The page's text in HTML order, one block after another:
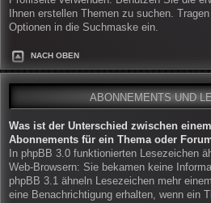
Ihnen erstellen Themen zu suchen.
Optionen in die Suchmaske ein.
NACH OBEN
ABONNEMENTS UND
Was ist der Unterschied zwischen
Abonnements für ein Thema oder
In phpBB 3.0 funktionierten Lesezeichen
Web-Browsern: Sie bekamen keine
phpBB 3.1 ähneln Lesezeichen mehr
eine Benachrichtigung erhalten, wenn ein